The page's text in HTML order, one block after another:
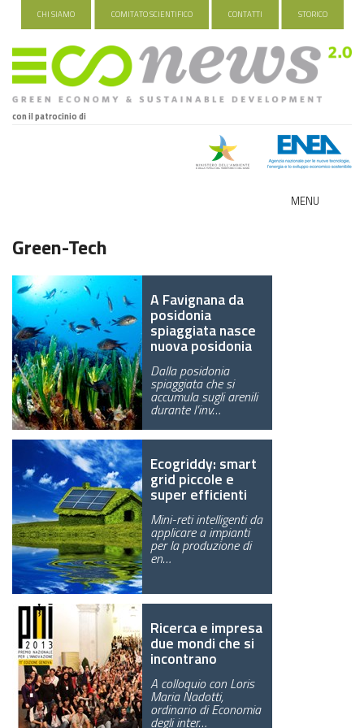
CHI SIAMO COMITATO SCIENTIFICO CONTATTI STORICO
con il patrocinio di
MENU
INDUSTRIA VERDE
FOOD&TRAVEL
HEALTH&WELLNESS
GREEN TECH
GLOCAL
ECO-EVENTI
ECOINCENTRIAMOCI
Green-Tech
A Favignana da
posidonia
spiaggiata nasce
nuova posidonia
Dalla posidonia
spiaggiata che si
accumula sugli arenili
durante l’inv…
Ecogriddy: smart
grid piccole e
super efficienti
Mini-reti intelligenti da
applicare a impianti
per la produzione di
en…
Ricerca e impresa
due mondi che si
incontrano
A colloquio con Loris
Maria Nadotti,
ordinario di Economia
degli inter…